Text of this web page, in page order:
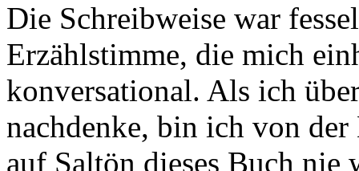
Die Schreibweise war
Erzählstimme, die mich
konversational. Als ich
nachdenke, bin ich von
auf Saltön dieses Buch